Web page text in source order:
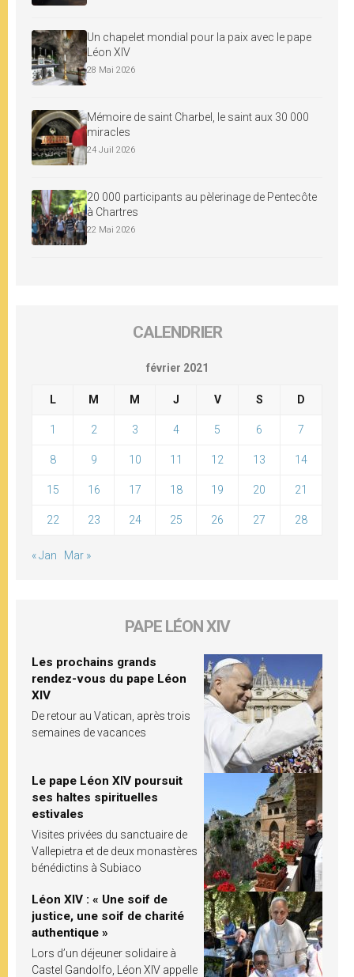
Un chapelet mondial pour la paix avec le pape
Léon XIV
28 Mai 2026
Mémoire de saint Charbel, le saint aux 30 000
miracles
24 Juil 2026
20 000 participants au pèlerinage de Pentecôte
à Chartres
22 Mai 2026
CALENDRIER
février 2021
L M M J V S D
1 2 3 4 5 6 7
8 9 10 11 12 13 14
15 16 17 18 19 20 21
22 23 24 25 26 27 28
« Jan Mar »
PAPE LÉON XIV
Les prochains grands
rendez-vous du pape Léon
XIV
De retour au Vatican, après trois
semaines de vacances
Le pape Léon XIV poursuit
ses haltes spirituelles
estivales
Visites privées du sanctuaire de
Vallepietra et de deux monastères
bénédictins à Subiaco
Léon XIV : « Une soif de
justice, une soif de charité
authentique »
Lors d’un déjeuner solidaire à
Castel Gandolfo, Léon XIV appelle